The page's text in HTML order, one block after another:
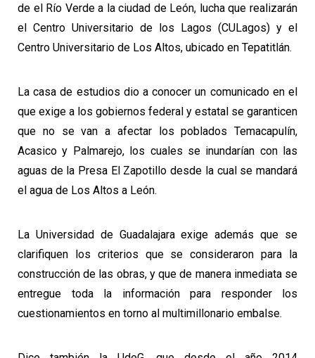
de el Río Verde a la ciudad de León, lucha que realizarán
el Centro Universitario de los Lagos (CULagos) y el
Centro Universitario de Los Altos, ubicado en Tepatitlán.
La casa de estudios dio a conocer un comunicado en el
que exige a los gobiernos federal y estatal se garanticen
que no se van a afectar los poblados Temacapulín,
Acasico y Palmarejo, los cuales se inundarían con las
aguas de la Presa El Zapotillo desde la cual se mandará
el agua de Los Altos a León.
La Universidad de Guadalajara exige además que se
clarifiquen los criterios que se consideraron para la
construcción de las obras, y que de manera inmediata se
entregue toda la información para responder los
cuestionamientos en torno al multimillonario embalse.